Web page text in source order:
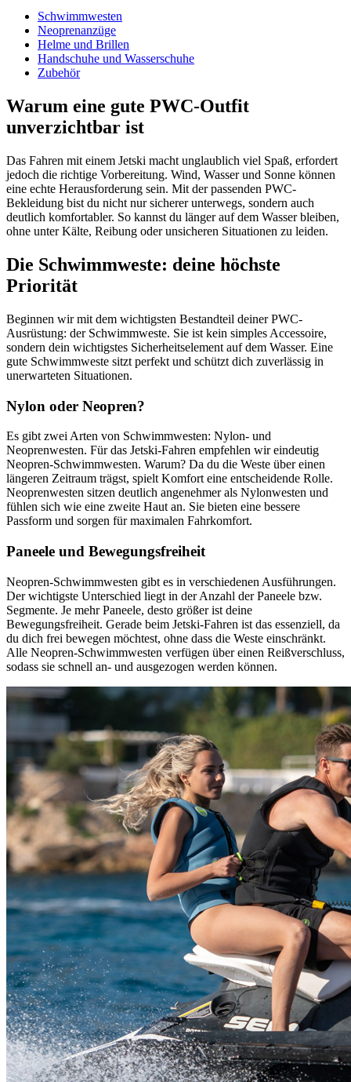
Schwimmwesten
Neoprenanzüge
Helme und Brillen
Handschuhe und Wasserschuhe
Zubehör
Warum eine gute PWC-Outfit
unverzichtbar ist
Das Fahren mit einem Jetski macht unglaublich viel Spaß, erfordert
jedoch die richtige Vorbereitung. Wind, Wasser und Sonne können
eine echte Herausforderung sein. Mit der passenden PWC-
Bekleidung bist du nicht nur sicherer unterwegs, sondern auch
deutlich komfortabler. So kannst du länger auf dem Wasser bleiben,
ohne unter Kälte, Reibung oder unsicheren Situationen zu leiden.
Die Schwimmweste: deine höchste
Priorität
Beginnen wir mit dem wichtigsten Bestandteil deiner PWC-
Ausrüstung: der Schwimmweste. Sie ist kein simples Accessoire,
sondern dein wichtigstes Sicherheitselement auf dem Wasser. Eine
gute Schwimmweste sitzt perfekt und schützt dich zuverlässig in
unerwarteten Situationen.
Nylon oder Neopren?
Es gibt zwei Arten von Schwimmwesten: Nylon- und
Neoprenwesten. Für das Jetski-Fahren empfehlen wir eindeutig
Neopren-Schwimmwesten. Warum? Da du die Weste über einen
längeren Zeitraum trägst, spielt Komfort eine entscheidende Rolle.
Neoprenwesten sitzen deutlich angenehmer als Nylonwesten und
fühlen sich wie eine zweite Haut an. Sie bieten eine bessere
Passform und sorgen für maximalen Fahrkomfort.
Paneele und Bewegungsfreiheit
Neopren-Schwimmwesten gibt es in verschiedenen Ausführungen.
Der wichtigste Unterschied liegt in der Anzahl der Paneele bzw.
Segmente. Je mehr Paneele, desto größer ist deine
Bewegungsfreiheit. Gerade beim Jetski-Fahren ist das essenziell, da
du dich frei bewegen möchtest, ohne dass die Weste einschränkt.
Alle Neopren-Schwimmwesten verfügen über einen Reißverschluss,
sodass sie schnell an- und ausgezogen werden können.